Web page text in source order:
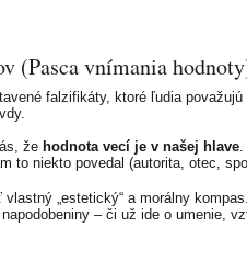
(Pasca vnímania
falzifikáty, ktoré ľudia považujú
že hodnota vecí je v našej hlave.
to niekto povedal (autorita, otec,
„estetický“ a morálny
– či už ide o umenie,